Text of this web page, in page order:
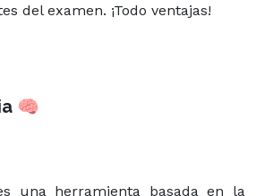
del examen. ¡Todo ventajas!
🧠
una herramienta basada en la